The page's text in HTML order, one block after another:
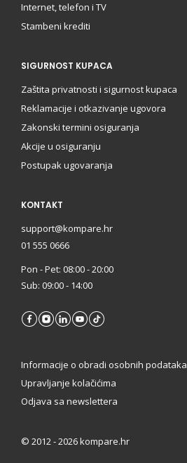
Internet, telefon i TV
Stambeni krediti
SIGURNOST KUPACA
Zaštita privatnosti i sigurnost kupaca
Reklamacije i otkazivanje ugovora
Zakonski termini osiguranja
Akcije u osiguranju
Postupak ugovaranja
KONTAKT
support@kompare.hr
01 555 0666
Pon - Pet: 08:00 - 20:00
Sub: 09:00 - 14:00
Informacije o obradi osobnih podataka
Upravljanje kolačićima
Odjava sa newslettera
© 2012 - 2026 kompare.hr